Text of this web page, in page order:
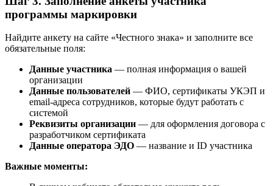
программы маркировки
Найдите анкету на сайте «Честного знака» и заполните все
обязательные поля:
Данные участника — полная информация о вашей
организации
Данные пользователей — ФИО, сертификаты УКЭП и
email-адреса сотрудников, которые будут работать с
системой
Реквизиты организации — для оформления договора с
разработчиком сертификата
Данные оператора ЭДО — название и ID участника
Важные моменты: